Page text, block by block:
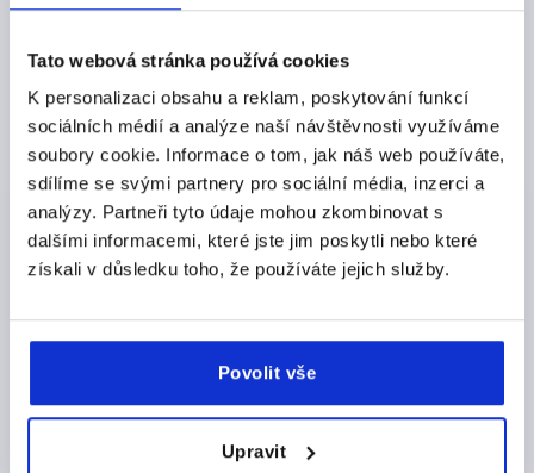
Tato webová stránka používá cookies
K personalizaci obsahu a reklam, poskytování funkcí
sociálních médií a analýze naší návštěvnosti využíváme
soubory cookie. Informace o tom, jak náš web používáte,
sdílíme se svými partnery pro sociální média, inzerci a
analýzy. Partneři tyto údaje mohou zkombinovat s
dalšími informacemi, které jste jim poskytli nebo které
získali v důsledku toho, že používáte jejich služby.
Povolit vše
Upravit
odCZK2,344.52
bez DPH
plus náklady na dopravu
plochou